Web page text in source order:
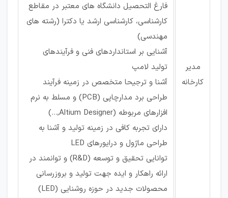
مدیر
کارخانه
فارغ التحصیل دانشگاه های معتبر در مقاطع
کارشناسی، کارشناسی ارشد یا دکترا (رشته های
مهندسی)
آشنایی بر استانداردهای فنی و فرآیندهای
تولید لامپ
آشنا و ترجیحا متخصص در زمینه فرآیند
طراحی برد مدارچاپی (PCB) و مسلط به نرم
افزارهای مربوطه (Altium Designer,...)
دارای تجربه کافی در زمینه تولید و آشنا به
طراحی ماژول و درایورهای LED
توانایی تحقیق و توسعه (R&D) و توانمند در
ارائه راهکار و ایده جهت تولید و بروزرسانی
محصولات جدید در حوزه روشنایی (LED)